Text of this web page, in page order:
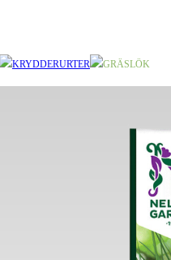
KRYDDERURTER
GRÄSLÖK